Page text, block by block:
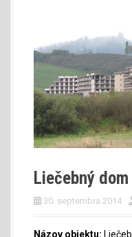
Liečebný
30. septembra 2014
Názov objektu: